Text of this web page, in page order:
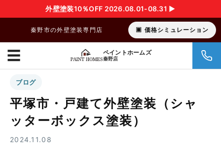
外壁塗装10％OFF 2026.08.01-08.31 ▶︎
秦野市の外壁塗装専門店 価格シミュレーション
ペイントホームズ
秦野店
☰
ブログ
平塚市・戸建て外壁塗装（シャ
ッターボックス塗装）
2024.11.08